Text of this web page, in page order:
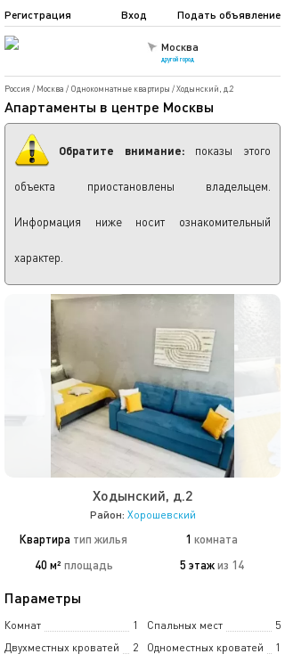
Москва
другой город
Подать объявление
Регистрация Вход
Россия / Москва / Однокомнатные квартиры /Ходынский, д.2
Апартаменты в центре Москвы
Обратите внимание: показы этого
объекта приостановлены владельцем.
Информация ниже носит ознакомительный
характер.
Ходынский, д.2
Район: Хорошевский
Квартира тип жилья 1 комната
40 м² площадь 5 этаж из 14
Параметры
Комнат 1 Спальных мест
5
Двухместных кроватей
2 Одноместных кроватей
1